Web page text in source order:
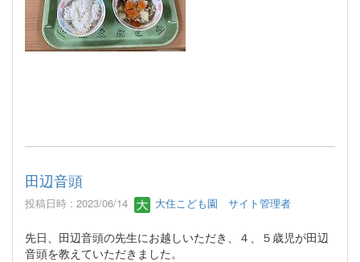
田辺音頭
投稿日時 : 2023/06/14 大住こども園 サイト管理者
先日、田辺音頭の先生にお越しいただき、４、５歳児が田辺
音頭を教えていただきました。